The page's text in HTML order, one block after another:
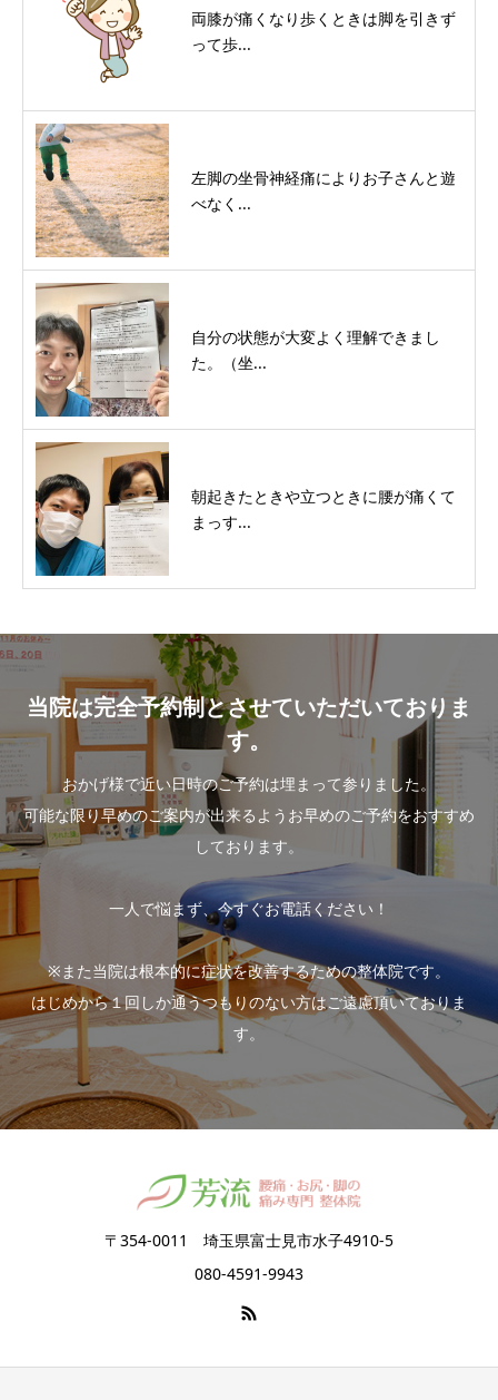
両膝が痛くなり歩くときは脚を引きず
って歩...
左脚の坐骨神経痛によりお子さんと遊
べなく...
自分の状態が大変よく理解できまし
た。（坐...
朝起きたときや立つときに腰が痛くて
まっす...
当院は完全予約制とさせていただいておりま
す。
おかげ様で近い日時のご予約は埋まって参りました。
可能な限り早めのご案内が出来るようお早めのご予約をおすすめ
しております。
一人で悩まず、今すぐお電話ください！
※また当院は根本的に症状を改善するための整体院です。
はじめから１回しか通うつもりのない方はご遠慮頂いておりま
す。
〒354-0011 埼玉県富士見市水子4910-5
080-4591-9943